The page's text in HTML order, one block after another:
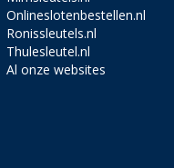
Onlineslotenbestellen.nl
Ronissleutels.nl
Thulesleutel.nl
Al onze websites